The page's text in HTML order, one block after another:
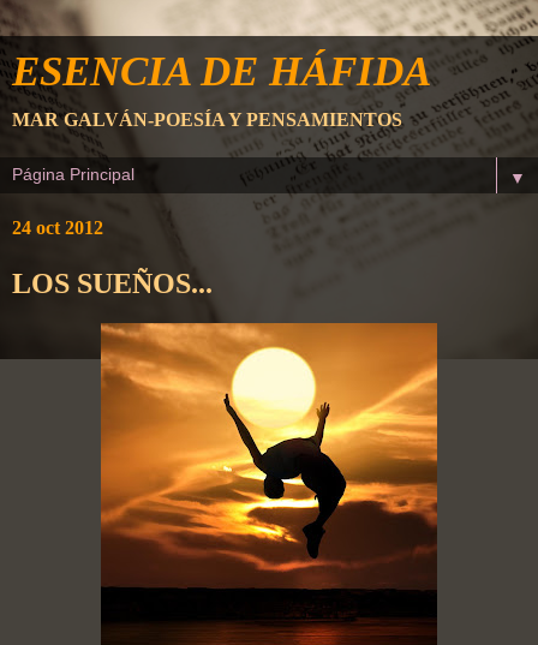
ESENCIA DE HÁFIDA
MAR GALVÁN-POESÍA Y PENSAMIENTOS
▼
24 oct 2012
LOS SUEÑOS...